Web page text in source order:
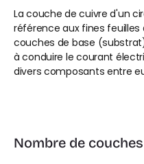
La couche de cuivre d'un
référence aux fines feuilles
couches de base
à conduire le courant
divers composants entre
Nombre de couches